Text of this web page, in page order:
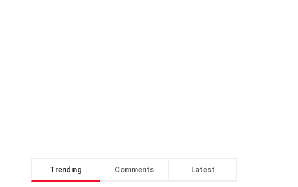
Trending Comments Latest